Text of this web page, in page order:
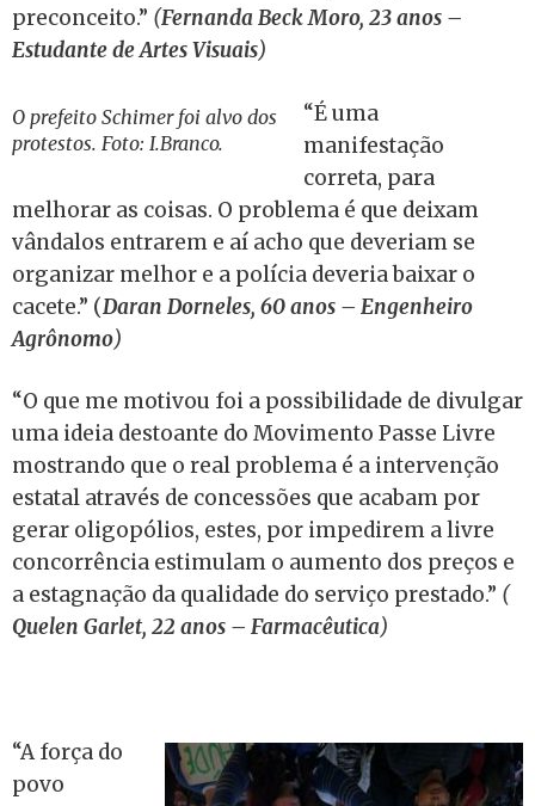
preconceito.” (Fernanda Beck Moro, 23 anos –
Estudante de Artes Visuais)
O prefeito Schimer foi alvo dos
protestos. Foto: I.Branco.
“É uma
manifestação
correta, para
melhorar as coisas. O problema é que deixam
vândalos entrarem e aí acho que deveriam se
organizar melhor e a polícia deveria baixar o
cacete.” (Daran Dorneles, 60 anos – Engenheiro
Agrônomo)
“O que me motivou foi a possibilidade de divulgar
uma ideia destoante do Movimento Passe Livre
mostrando que o real problema é a intervenção
estatal através de concessões que acabam por
gerar oligopólios, estes, por impedirem a livre
concorrência estimulam o aumento dos preços e
a estagnação da qualidade do serviço prestado.” (
Quelen Garlet, 22 anos – Farmacêutica)
“A força do
povo